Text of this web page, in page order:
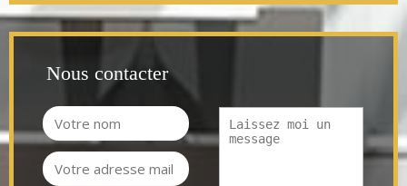
Nous contacter